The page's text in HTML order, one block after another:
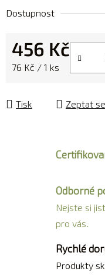
Dostupnost
456 Kč
Měrná cena:
76 Kč / 1 ks
Tisk Zeptat se
Odborné
Nejste si
pro vás.
Rychlé
Produkty